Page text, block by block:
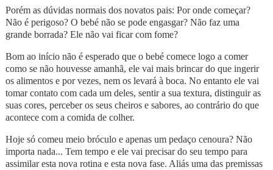
Porém as dúvidas normais dos novatos pais: Por onde começar?
Não é perigoso? O bebé não se pode engasgar? Não faz uma
grande borrada? Ele não vai ficar com fome?
Bom ao início não é esperado que o bebé comece logo a comer
como se não houvesse amanhã, ele vai mais brincar do que ingerir
os alimentos e por vezes, nem os levará à boca. No entanto ele vai
tomar contato com cada um deles, sentir a sua textura, distinguir as
suas cores, perceber os seus cheiros e sabores, ao contrário do que
acontece com a comida de colher.
Hoje só comeu meio bróculo e apenas um pedaço cenoura? Não
importa nada... Tem tempo e ele vai precisar do seu tempo para
assimilar esta nova rotina e esta nova fase. Aliás uma das premissas